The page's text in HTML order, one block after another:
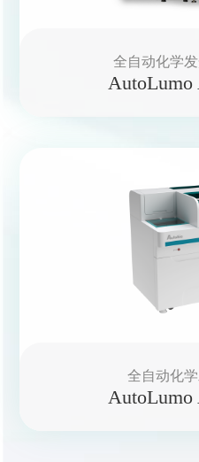
全自动化学
AutoLumo
全自动化
AutoLumo